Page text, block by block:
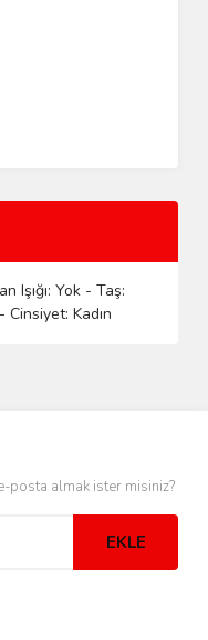
Işığı: Yok - Taş:
Kadın
posta almak ister misiniz?
EKLE